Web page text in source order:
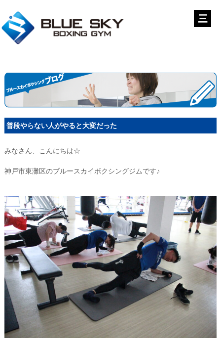
普段やらない人がやると大変だった
みなさん、こんにちは☆
神戸市東灘区のブルースカイボクシングジムです♪